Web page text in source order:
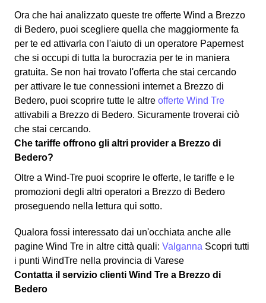
Ora che hai analizzato queste tre offerte Wind a Brezzo
di Bedero, puoi scegliere quella che maggiormente fa
per te ed attivarla con l'aiuto di un operatore Papernest
che si occupi di tutta la burocrazia per te in maniera
gratuita. Se non hai trovato l'offerta che stai cercando
per attivare le tue connessioni internet a Brezzo di
Bedero, puoi scoprire tutte le altre offerte Wind Tre
attivabili a Brezzo di Bedero. Sicuramente troverai ciò
che stai cercando.
Che tariffe offrono gli altri provider a Brezzo di
Bedero?
Oltre a Wind-Tre puoi scoprire le offerte, le tariffe e le
promozioni degli altri operatori a Brezzo di Bedero
proseguendo nella lettura qui sotto.
Qualora fossi interessato dai un'occhiata anche alle
pagine Wind Tre in altre città quali: Valganna Scopri tutti
i punti WindTre nella provincia di Varese
Contatta il servizio clienti Wind Tre a Brezzo di
Bedero